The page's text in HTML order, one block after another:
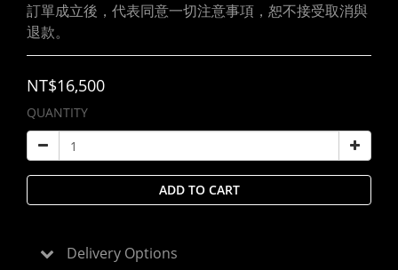
訂單成立後，代表同意一切注意事項，恕不接受取消與
退款。
NT$16,500
QUANTITY
ADD TO CART
Delivery Options